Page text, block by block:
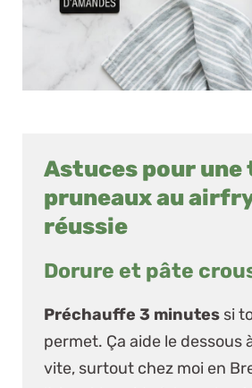
Astuces pour
pruneaux au
réussie
Dorure et pâte
Préchauffe 3 minutes si
permet. Ça aide le dessous
vite, surtout chez moi en